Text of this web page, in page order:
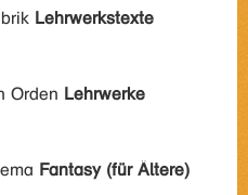
Lehrwerkstexte
Orden Lehrwerke
Fantasy (für Ältere)